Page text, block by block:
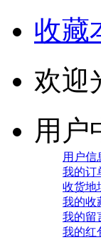
收藏
欢迎
用户
用户信
我的订
收货地
我的收
我的留
我的红